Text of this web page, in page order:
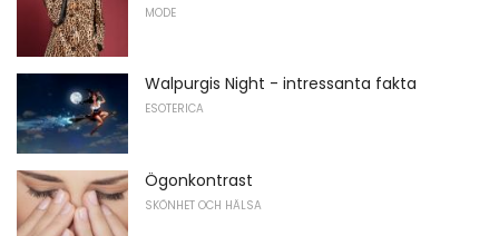
MODE
Walpurgis Night - intressanta fakta
ESOTERICA
Ögonkontrast
SKÖNHET OCH HÄLSA